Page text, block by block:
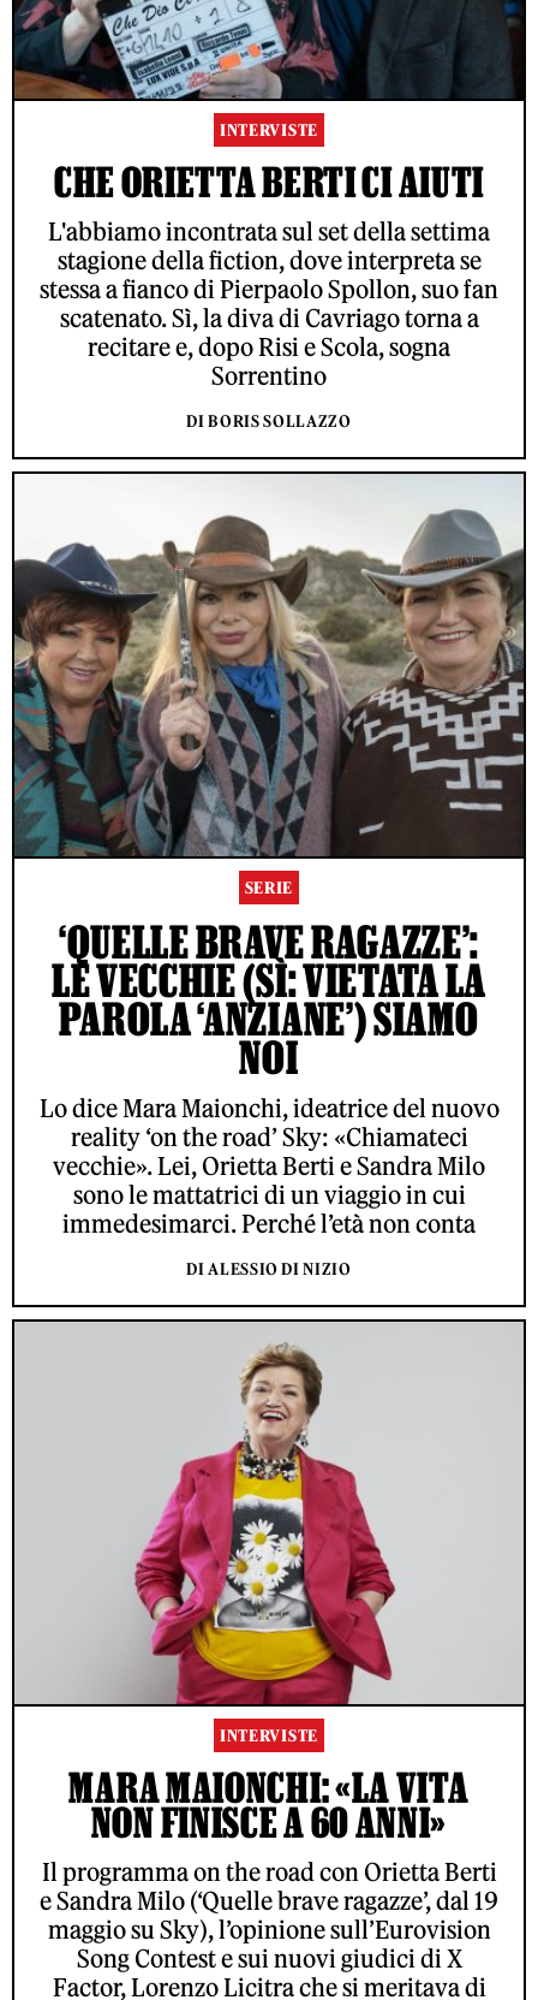
INTERVISTE
CHE ORIETTA BERTI CI AIUTI
L'abbiamo incontrata sul set della settima
stagione della fiction, dove interpreta se
stessa a fianco di Pierpaolo Spollon, suo fan
scatenato. Sì, la diva di Cavriago torna a
recitare e, dopo Risi e Scola, sogna
Sorrentino
DI BORIS SOLLAZZO
SERIE
‘QUELLE BRAVE RAGAZZE’:
LE VECCHIE (SÌ: VIETATA LA
PAROLA ‘ANZIANE’) SIAMO
NOI
Lo dice Mara Maionchi, ideatrice del nuovo
reality ‘on the road’ Sky: «Chiamateci
vecchie». Lei, Orietta Berti e Sandra Milo
sono le mattatrici di un viaggio in cui
immedesimarci. Perché l’età non conta
DI ALESSIO DI NIZIO
INTERVISTE
MARA MAIONCHI: «LA VITA
NON FINISCE A 60 ANNI»
Il programma on the road con Orietta Berti
e Sandra Milo (‘Quelle brave ragazze’, dal 19
maggio su Sky), l’opinione sull’Eurovision
Song Contest e sui nuovi giudici di X
Factor, Lorenzo Licitra che si meritava di